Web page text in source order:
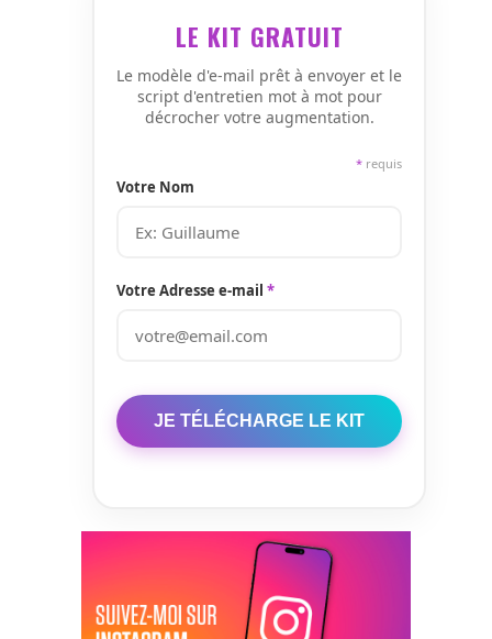
LE KIT GRATUIT
Le modèle d'e-mail prêt à envoyer et le
script d'entretien mot à mot pour
décrocher votre augmentation.
* requis
Votre Nom
Votre Adresse e-mail *